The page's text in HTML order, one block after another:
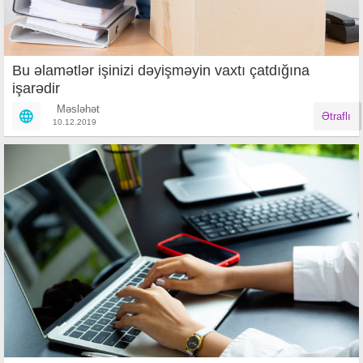
Bu əlamətlər işinizi dəyişməyin vaxtı çatdığına
işarədir
Məsləhət
10.12.2019 Ətraflı